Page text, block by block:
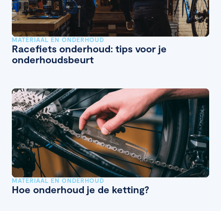
MATERIAAL EN ONDERHOUD
Racefiets onderhoud: tips voor je
onderhoudsbeurt
MATERIAAL EN ONDERHOUD
Hoe onderhoud je de ketting?